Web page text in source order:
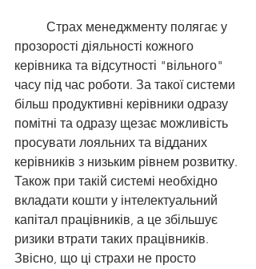
прозорості діяльності кожного
керівника та відсутності "вільного"
часу під час роботи. За такої системи
більш продуктивні керівники одразу
помітні та одразу щезає можливість
просувати лояльних та відданих
керівників з низьким рівнем розвитку.
Також при такій системі необхідно
вкладати кошти у інтелектуальний
капітал працівників, а це збільшує
ризики втрати таких працівників.
Звісно, що ці страхи не просто